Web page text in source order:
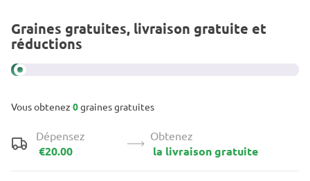
Graines gratuites, livraison gratuite et
réductions
Vous obtenez 0graines gratuites
Dépensez
€20.00
Obtenez
la livraison gratuite